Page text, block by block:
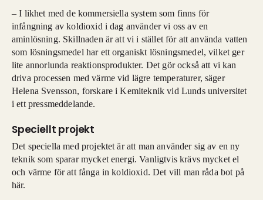
– I likhet med de kommersiella system som finns för
infångning av koldioxid i dag använder vi oss av en
aminlösning. Skillnaden är att vi i stället för att använda vatten
som lösningsmedel har ett organiskt lösningsmedel, vilket ger
lite annorlunda reaktionsprodukter. Det gör också att vi kan
driva processen med värme vid lägre temperaturer, säger
Helena Svensson, forskare i Kemiteknik vid Lunds universitet
i ett pressmeddelande.
Speciellt projekt
Det speciella med projektet är att man använder sig av en ny
teknik som sparar mycket energi. Vanligtvis krävs mycket el
och värme för att fånga in koldioxid. Det vill man råda bot på
här.